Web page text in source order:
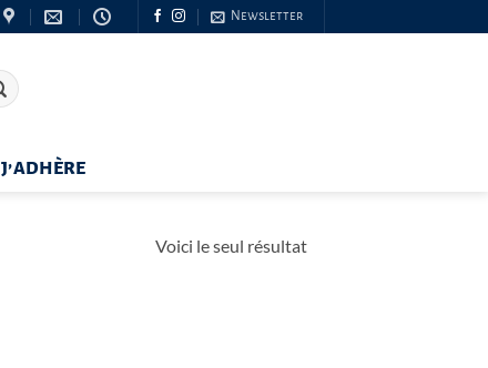
Newsletter
J’ADHÈRE
Voici le seul résultat